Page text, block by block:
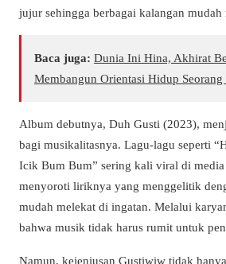
jujur sehingga berbagai kalangan mudah
Baca juga: Dunia Ini Hina, Akhirat
Membangun Orientasi Hidup
Album debutnya, Duh Gusti (2023),
bagi musikalitasnya. Lagu-lagu seperti
Icik Bum Bum” sering kali viral di media
menyoroti liriknya yang menggelitik
mudah melekat di ingatan. Melalui
bahwa musik tidak harus rumit untuk
Namun, kejeniusan Gustiwiw tidak